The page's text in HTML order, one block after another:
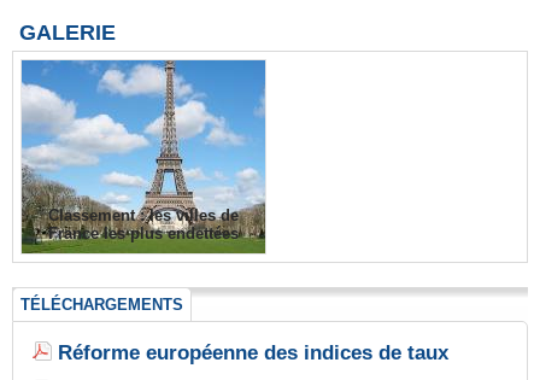
GALERIE
Classement : les villes de
France les plus endettées
TÉLÉCHARGEMENTS
Réforme européenne des indices de taux